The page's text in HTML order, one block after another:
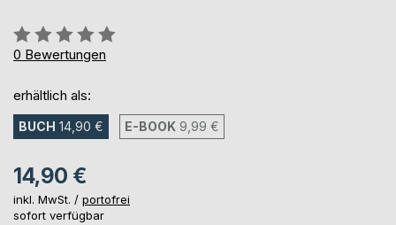
Bewertung::
0%
0 Bewertungen
erhältlich als:
BUCH 14,90 € E-BOOK 9,99 €
14,90 €
inkl. MwSt. / portofrei
sofort verfügbar